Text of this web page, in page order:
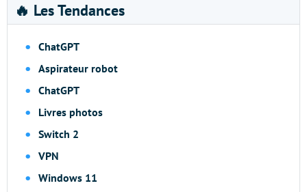
🔥 Les Tendances
ChatGPT
Aspirateur robot
ChatGPT
Livres photos
Switch 2
VPN
Windows 11